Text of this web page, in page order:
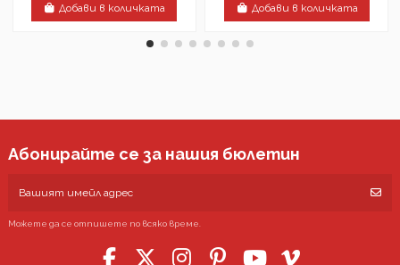
Добави в количката Добави в количката
Абонирайте се за нашия бюлетин
Можете да се отпишете по всяко време.